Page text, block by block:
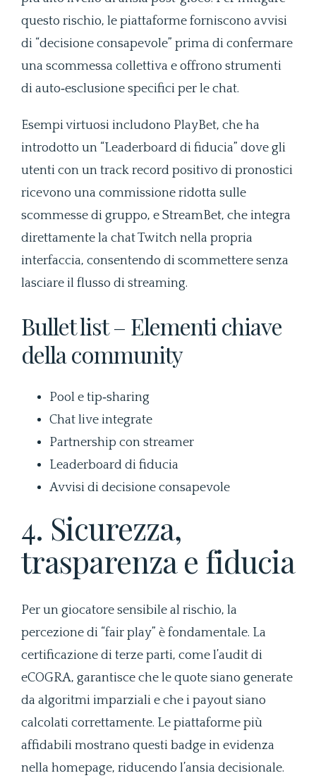
questo rischio, le piattaforme forniscono avvisi
di “decisione consapevole” prima di confermare
una scommessa collettiva e offrono strumenti
di auto‑esclusione specifici per le chat.
Esempi virtuosi includono PlayBet, che ha
introdotto un “Leaderboard di fiducia” dove gli
utenti con un track record positivo di pronostici
ricevono una commissione ridotta sulle
scommesse di gruppo, e StreamBet, che integra
direttamente la chat Twitch nella propria
interfaccia, consentendo di scommettere senza
lasciare il flusso di streaming.
Bullet list – Elementi chiave
della community
Pool e tip‑sharing
Chat live integrate
Partnership con streamer
Leaderboard di fiducia
Avvisi di decisione consapevole
4. Sicurezza,
trasparenza e fiducia
Per un giocatore sensibile al rischio, la
percezione di “fair play” è fondamentale. La
certificazione di terze parti, come l’audit di
eCOGRA, garantisce che le quote siano generate
da algoritmi imparziali e che i payout siano
calcolati correttamente. Le piattaforme più
affidabili mostrano questi badge in evidenza
nella homepage, riducendo l’ansia decisionale.